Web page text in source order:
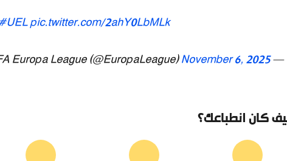
pic.twitter.com/2ahY0LbMLk
— UEFA Europa League (@EuropaLeague)
November 6, 2025
كان انطباعك؟